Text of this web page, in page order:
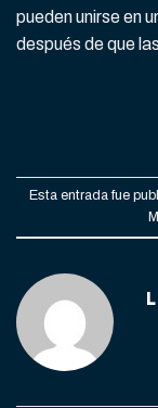
pueden unirse en
después de que
Esta entrada fue